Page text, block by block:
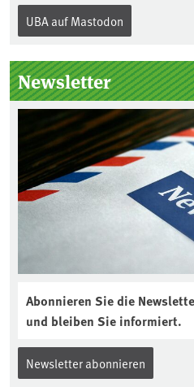
„Recht auf
Hersteller allen
technisch
einem
UBA auf Mastodon
Newsletter
Abonnieren Sie die
und bleiben Sie informiert.
Newsletter abonnieren